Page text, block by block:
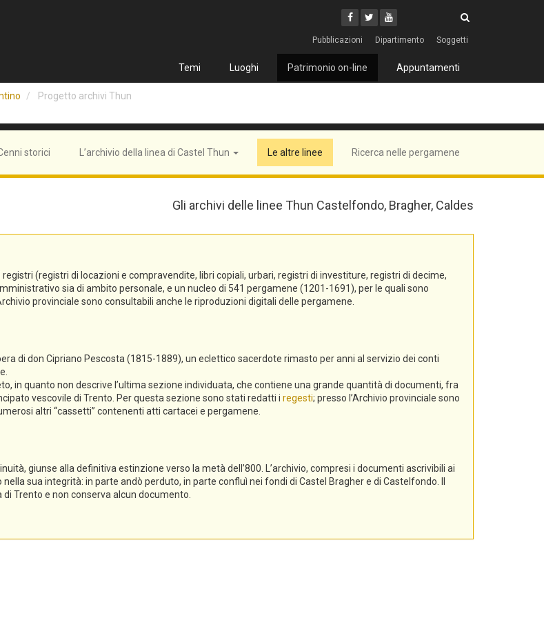
Facebook
Twitter
Youtube
Pubblicazioni Dipartimento Soggetti
Temi Luoghi Patrimonio on-line Appuntamenti
Progetto archivi Thun
storici L’archivio della linea di Castel Thun Le altre linee Ricerca nelle pergamene
Gli archivi delle linee Thun Castelfondo, Bragher, Caldes
(registri di locazioni e compravendite, libri copiali, urbari, registri di investiture, registri di decime,
sia di ambito personale, e un nucleo di 541 pergamene (1201-1691), per le quali sono
provinciale sono consultabili anche le riproduzioni digitali delle pergamene.
di don Cipriano Pescosta (1815-1889), un eclettico sacerdote rimasto per anni al servizio dei conti
in quanto non descrive l’ultima sezione individuata, che contiene una grande quantità di documenti, fra
vescovile di Trento. Per questa sezione sono stati redatti i regesti; presso l’Archivio provinciale sono
altri “cassetti” contenenti atti cartacei e pergamene.
giunse alla definitiva estinzione verso la metà dell’800. L’archivio, compresi i documenti ascrivibili ai
sua integrità: in parte andò perduto, in parte confluì nei fondi di Castel Bragher e di Castelfondo. Il
Trento e non conserva alcun documento.